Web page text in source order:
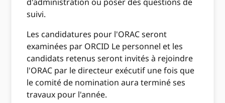
suivi.
Les candidatures pour l'ORAC seront
examinées par ORCID Le personnel et les
candidats retenus seront invités à rejoindre
l'ORAC par le directeur exécutif une fois que
le comité de nomination aura terminé ses
travaux pour l'année.